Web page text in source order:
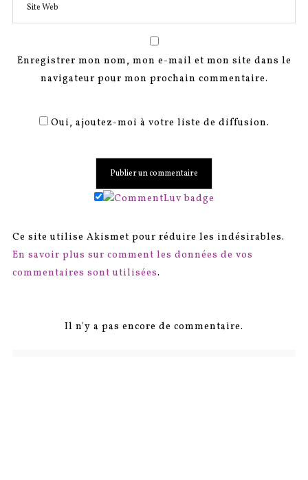
Enregistrer mon nom, mon e-mail et mon site dans le
navigateur pour mon prochain commentaire.
Oui, ajoutez-moi à votre liste de diffusion.
Ce site utilise Akismet pour réduire les indésirables.
En savoir plus sur comment les données de vos
commentaires sont utilisées.
Il n'y a pas encore de commentaire.